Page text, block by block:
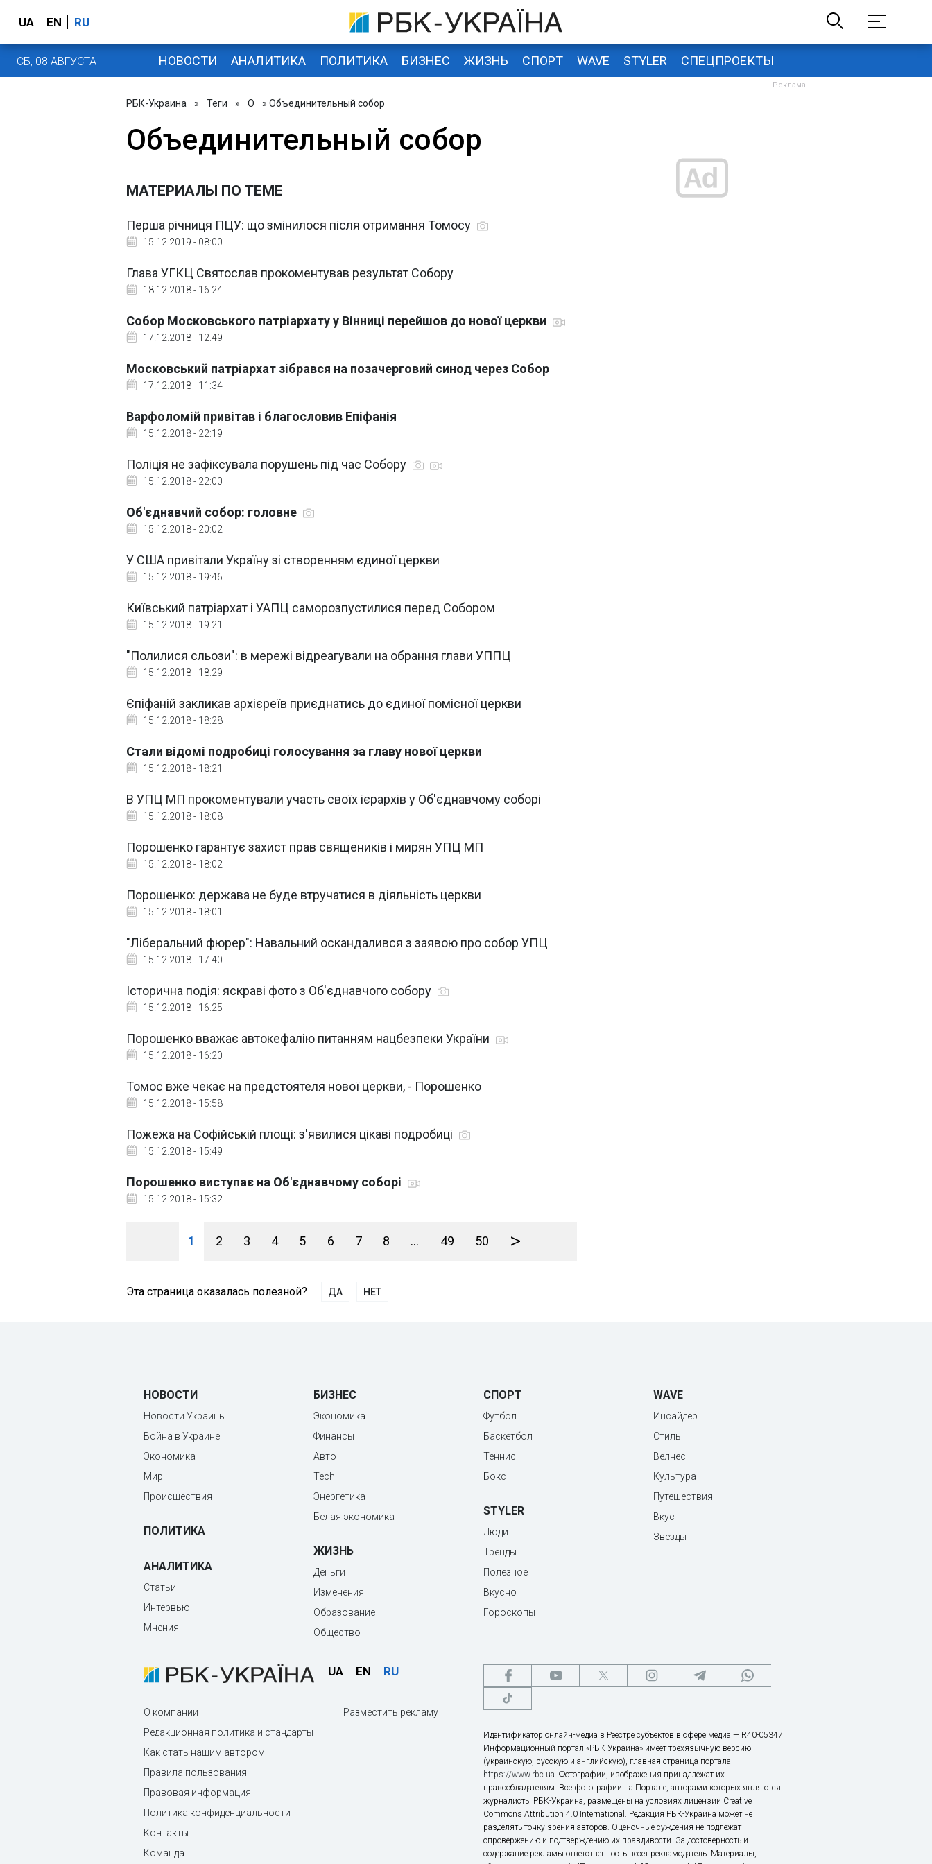
UA EN RU
СБ, 08 АВГУСТА НОВОСТИ АНАЛИТИКА ПОЛИТИКА БИЗНЕС ЖИЗНЬ СПОРТ WAVE STYLER СПЕЦПРОЕКТЫ
РБК-Украина » Теги » О » Объединительный собор
Объединительный собор
МАТЕРИАЛЫ ПО ТЕМЕ
Перша річниця ПЦУ: що змінилося після отримання Томосу
15.12.2019 - 08:00
Глава УГКЦ Святослав прокоментував результат Собору
18.12.2018 - 16:24
Собор Московського патріархату у Вінниці перейшов до нової церкви
17.12.2018 - 12:49
Московський патріархат зібрався на позачерговий синод через Собор
17.12.2018 - 11:34
Варфоломій привітав і благословив Епіфанія
15.12.2018 - 22:19
Поліція не зафіксувала порушень під час Собору
15.12.2018 - 22:00
Об'єднавчий собор: головне
15.12.2018 - 20:02
У США привітали Україну зі створенням єдиної церкви
15.12.2018 - 19:46
Київський патріархат і УАПЦ саморозпустилися перед Собором
15.12.2018 - 19:21
"Полилися сльози": в мережі відреагували на обрання глави УППЦ
15.12.2018 - 18:29
Єпіфаній закликав архієреїв приєднатись до єдиної помісної церкви
15.12.2018 - 18:28
Стали відомі подробиці голосування за главу нової церкви
15.12.2018 - 18:21
В УПЦ МП прокоментували участь своїх ієрархів у Об'єднавчому соборі
15.12.2018 - 18:08
Порошенко гарантує захист прав священиків і мирян УПЦ МП
15.12.2018 - 18:02
Порошенко: держава не буде втручатися в діяльність церкви
15.12.2018 - 18:01
"Ліберальний фюрер": Навальний оскандалився з заявою про собор УПЦ
15.12.2018 - 17:40
Історична подія: яскраві фото з Об'єднавчого собору
15.12.2018 - 16:25
Порошенко вважає автокефалію питанням нацбезпеки України
15.12.2018 - 16:20
Томос вже чекає на предстоятеля нової церкви, - Порошенко
15.12.2018 - 15:58
Пожежа на Софійській площі: з'явилися цікаві подробиці
15.12.2018 - 15:49
Порошенко виступає на Об'єднавчому соборі
15.12.2018 - 15:32
1 2 3 4 5 6 7 8 ... 49 50 >
Эта страница оказалась полезной? ДА НЕТ
НОВОСТИ
Новости Украины
Война в Украине
Экономика
Мир
Происшествия
ПОЛИТИКА
АНАЛИТИКА
Статьи
Интервью
Мнения
БИЗНЕС
Экономика
Финансы
Авто
Tech
Энергетика
Белая экономика
ЖИЗНЬ
Деньги
Изменения
Образование
Общество
СПОРТ
Футбол
Баскетбол
Теннис
Бокс
STYLER
Люди
Тренды
Полезное
Вкусно
Гороскопы
WAVE
Инсайдер
Стиль
Велнес
Культура
Путешествия
Вкус
Звезды
UA EN RU
О компании
Редакционная политика и стандарты
Как стать нашим автором
Правила пользования
Правовая информация
Политика конфиденциальности
Контакты
Команда
Разместить рекламу
Идентификатор онлайн-медиа в Реестре субъектов в сфере медиа — R40-05347
Информационный портал «РБК-Украина» имеет трехязычную версию
(украинскую, русскую и английскую), главная страница портала –
https://www.rbc.ua. Фотографии, изображения принадлежат их
правообладателям. Все фотографии на Портале, авторами которых являются
журналисты РБК-Украина, размещены на условиях лицензии Creative
Commons Attribution 4.0 International. Редакция РБК-Украина может не
разделять точку зрения авторов. Оценочные суждения не подлежат
опровержению и подтверждению их правдивости. За достоверность и
содержание рекламы ответственность несет рекламодатель. Материалы,